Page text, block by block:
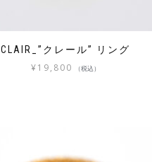
CLAIR_”クレール” リング
¥19,800 （税込）